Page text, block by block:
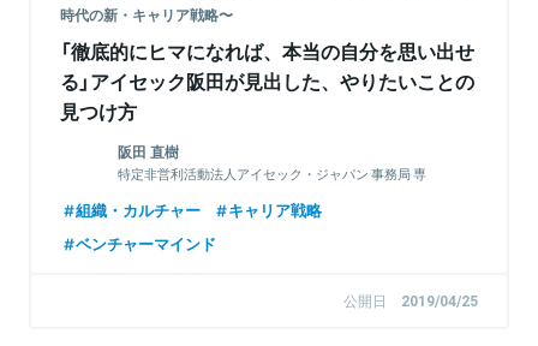
時代の新・キャリア戦略〜
「徹底的にヒマになれば、本当の自分を思い出せ
る」アイセック阪田が見出した、やりたいことの
見つけ方
阪田 直樹
特定非営利活動法人アイセック・ジャパン 事務局 専
組織・カルチャー
キャリア戦略
ベンチャーマインド
公開日 2019/04/25